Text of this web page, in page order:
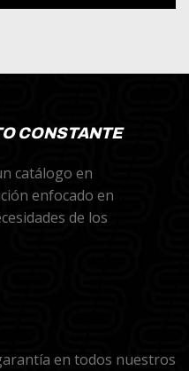
CONSTANTE
catálogo en
enfocado en
de los
en todos nuestros